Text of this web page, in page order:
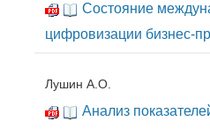
Состояние
цифровизации бизнес-
Лушин А.О.
Анализ